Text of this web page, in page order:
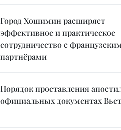
Город Хошимин расширяет
эффективное и практическое
сотрудничество с
партнёрами
Порядок проставления
официальных документах